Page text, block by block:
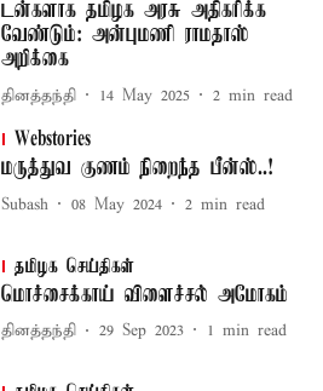
டன்களாக தமிழக அரசு அதிகரிக்க
வேண்டும்: அன்புமணி ராமதாஸ்
அறிக்கை
தினத்தந்தி 14 May 2025 2 min read
Webstories
மருத்துவ குணம் நிறைந்த பீன்ஸ்..!
Subash 08 May 2024 2 min read
தமிழக செய்திகள்
மொச்சைக்காய் விளைச்சல் அமோகம்
தினத்தந்தி 29 Sep 2023 1 min read